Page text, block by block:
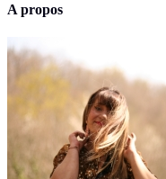
A propos